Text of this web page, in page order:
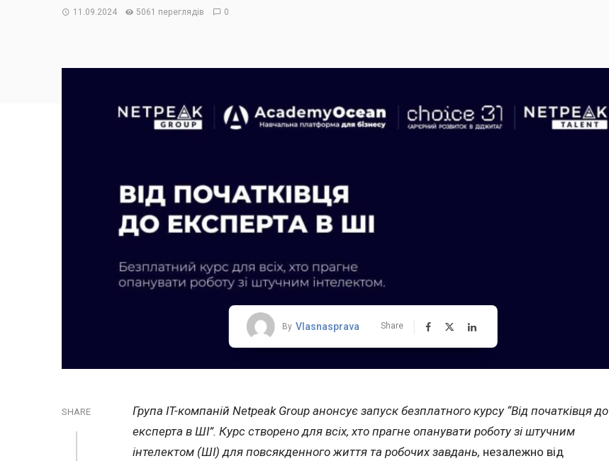
11.09.2024 5061 переглядів 0
By Vlasnasprava Share
SHARE
Група IT-компаній Netpeak Group анонсує запуск безплатного курсу “Від початківця до
експерта в ШІ”. Курс створено для всіх, хто прагне опанувати роботу зі штучним
інтелектом (ШІ) для повсякденного життя та робочих завдань, незалежно від